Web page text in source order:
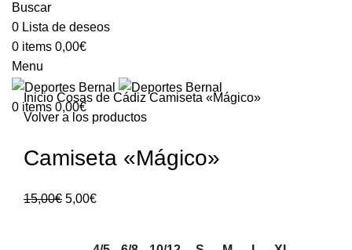
Buscar
0 Lista de deseos
0 items 0,00€
Menu
0 items 0,00€
Click to enlarge
Inicio Cosas de CádizCamiseta «Mágico»
Volver a los productos
Camiseta «Mágico»
15,00€ 5,00€